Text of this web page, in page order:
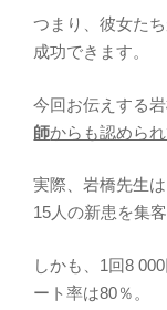
つまり、彼女た
成功できます。
今回お伝えする
師からも認めら
実際、岩橋先生
15人の新患を集
しかも、1回8
ート率は80％。